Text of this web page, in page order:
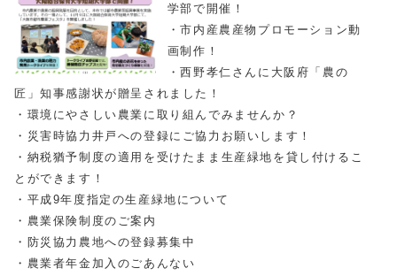
学部で開催！
・市内産農産物プロモーション動
画制作！
・西野孝仁さんに大阪府「農の
匠」知事感謝状が贈呈されました！
・環境にやさしい農業に取り組んでみませんか？
・災害時協力井戸への登録にご協力お願いします！
・納税猶予制度の適用を受けたまま生産緑地を貸し付けるこ
とができます！
・平成9年度指定の生産緑地について
・農業保険制度のご案内
・防災協力農地への登録募集中
・農業者年金加入のごあんない